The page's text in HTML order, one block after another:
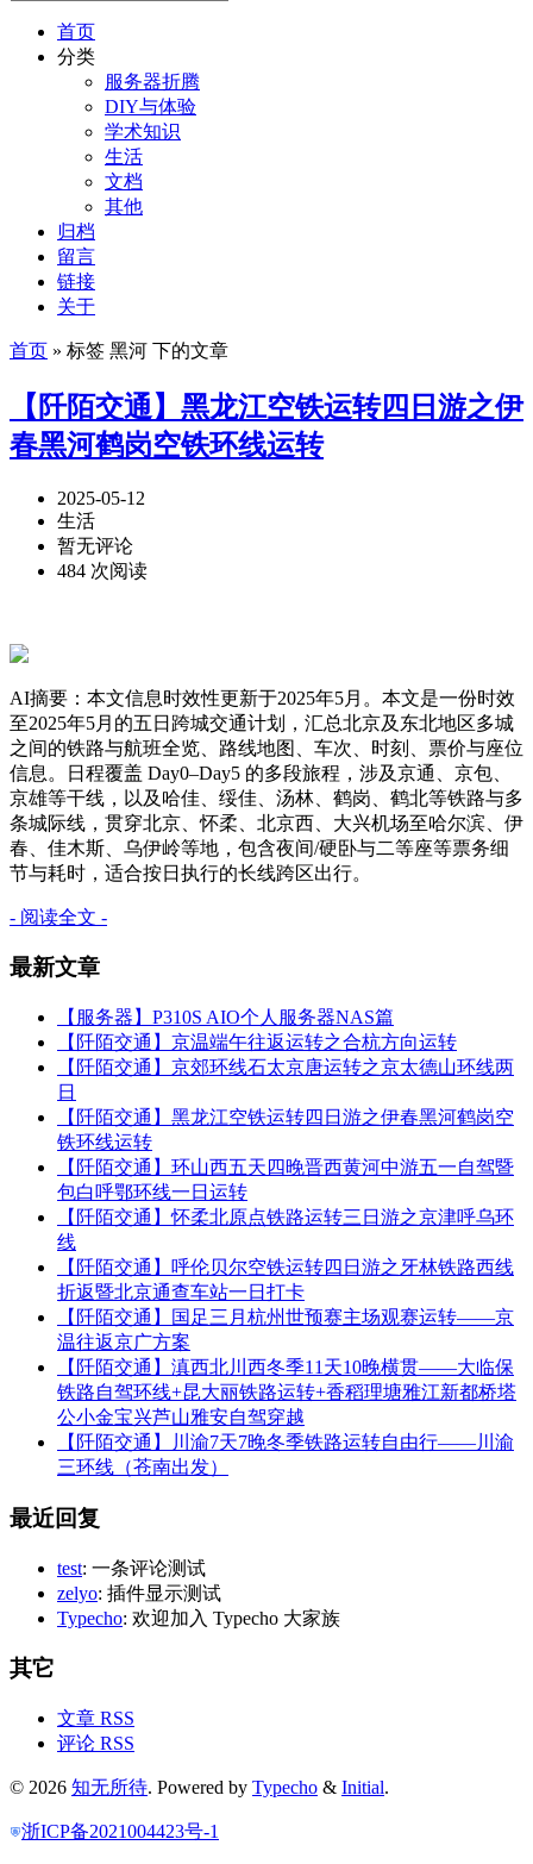
首页
分类
服务器折腾
DIY与体验
学术知识
生活
文档
其他
归档
留言
链接
关于
首页 » 标签 黑河 下的文章
【阡陌交通】黑龙江空铁运转四日游之伊
春黑河鹤岗空铁环线运转
2025-05-12
生活
暂无评论
484 次阅读
AI摘要：本文信息时效性更新于2025年5月。本文是一份时效
至2025年5月的五日跨城交通计划，汇总北京及东北地区多城
之间的铁路与航班全览、路线地图、车次、时刻、票价与座位
信息。日程覆盖 Day0–Day5 的多段旅程，涉及京通、京包、
京雄等干线，以及哈佳、绥佳、汤林、鹤岗、鹤北等铁路与多
条城际线，贯穿北京、怀柔、北京西、大兴机场至哈尔滨、伊
春、佳木斯、乌伊岭等地，包含夜间/硬卧与二等座等票务细
节与耗时，适合按日执行的长线跨区出行。
- 阅读全文 -
最新文章
【服务器】P310S AIO个人服务器NAS篇
【阡陌交通】京温端午往返运转之合杭方向运转
【阡陌交通】京郊环线石太京唐运转之京太德山环线两
日
【阡陌交通】黑龙江空铁运转四日游之伊春黑河鹤岗空
铁环线运转
【阡陌交通】环山西五天四晚晋西黄河中游五一自驾暨
包白呼鄂环线一日运转
【阡陌交通】怀柔北原点铁路运转三日游之京津呼乌环
线
【阡陌交通】呼伦贝尔空铁运转四日游之牙林铁路西线
折返暨北京通查车站一日打卡
【阡陌交通】国足三月杭州世预赛主场观赛运转——京
温往返京广方案
【阡陌交通】滇西北川西冬季11天10晚横贯——大临保
铁路自驾环线+昆大丽铁路运转+香稻理塘雅江新都桥塔
公小金宝兴芦山雅安自驾穿越
【阡陌交通】川渝7天7晚冬季铁路运转自由行——川渝
三环线（苍南出发）
最近回复
test: 一条评论测试
zelyo: 插件显示测试
Typecho: 欢迎加入 Typecho 大家族
其它
文章 RSS
评论 RSS
© 2026 知无所待. Powered by Typecho & Initial.
浙ICP备2021004423号-1